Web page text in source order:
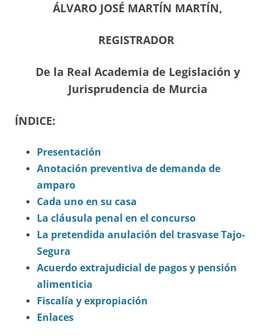
ÁLVARO JOSÉ MARTÍN MARTÍN,
REGISTRADOR
De la Real Academia de Legislación y
Jurisprudencia de Murcia
ÍNDICE:
Presentación
Anotación preventiva de demanda de
amparo
Cada uno en su casa
La cláusula penal en el concurso
La pretendida anulación del trasvase Tajo-
Segura
Acuerdo extrajudicial de pagos y pensión
alimenticia
Fiscalía y expropiación
Enlaces